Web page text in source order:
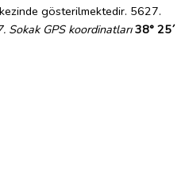
gösterilmektedir. 5627.
Sokak GPS koordinatları 38° 25´